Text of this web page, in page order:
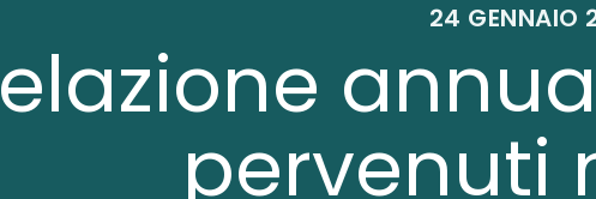
24 GENNAIO
pervenuti